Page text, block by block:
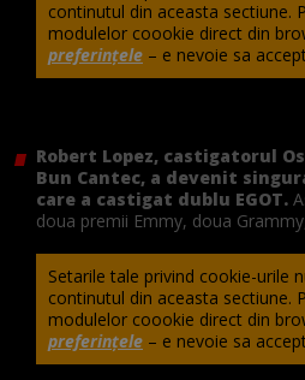
continutul din aceasta sectiune.
modulelor coookie direct din
preferințele – e nevoie sa
Robert Lopez, castigatorul
Bun Cantec, a devenit
care a castigat dublu EGOT.
doua premii Emmy, doua
Setarile tale privind cookie-urile
continutul din aceasta sectiune.
modulelor coookie direct din
preferințele – e nevoie sa